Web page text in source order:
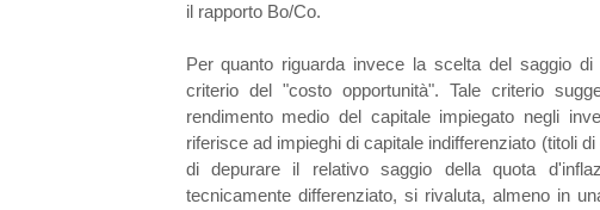
il rapporto Bo/Co.
Per quanto riguarda invece la scelta del saggio
criterio del "costo opportunità". Tale criterio
rendimento medio del capitale impiegato negli
riferisce ad impieghi di capitale indifferenziato (titoli
di depurare il relativo saggio della quota
tecnicamente differenziato, si rivaluta, almeno in